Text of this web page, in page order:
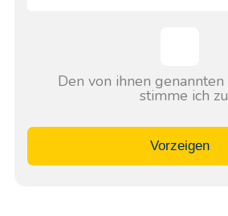
Den von ihnen genannten
stimme ich zu
Vorzeigen